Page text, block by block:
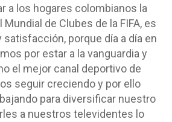
a los hogares colombianos la
de Clubes de la FIFA, es
porque día a día en
por estar a la vanguardia y
el mejor canal deportivo de
seguir creciendo y por ello
para diversificar nuestro
a nuestros televidentes lo